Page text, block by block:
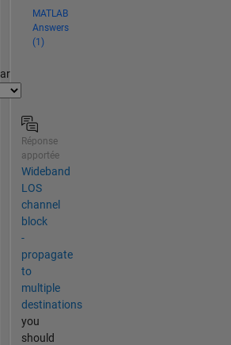
MATLAB
Answers
(1)
Réponse
apportée
Wideband
LOS
channel
block
-
propagate
to
multiple
destinations
you
should